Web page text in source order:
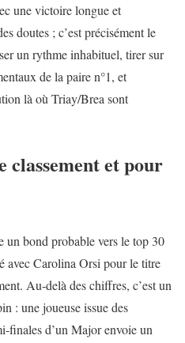
une victoire longue et
doutes ; c’est précisément le
un rythme inhabituel, tirer sur
de la paire n°1, et
là où Triay/Brea sont
et pour
bond probable vers le top 30
avec Carolina Orsi pour le titre
Au‑delà des chiffres, c’est un
: une joueuse issue des
d’un Major envoie un